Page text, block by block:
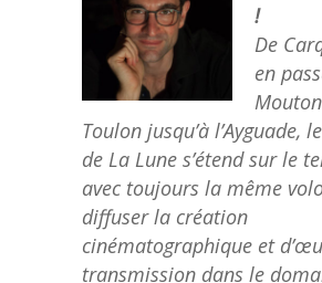
!
De
en
Toulon jusqu’à l’Ayguade,
de La Lune s’étend sur le
avec toujours la même
diffuser la création
cinématographique et
transmission dans le